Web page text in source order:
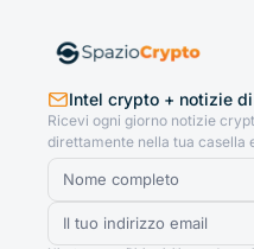
Intel crypto + notizie
Ricevi ogni giorno notizie
direttamente nella tua casella